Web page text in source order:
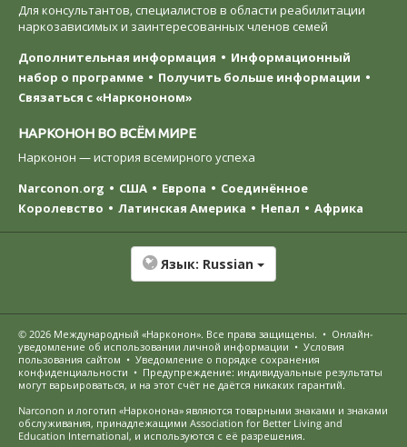
Для консультантов, специалистов в области реабилитации
наркозависимых и заинтересованных членов семей
Дополнительная информация
Информационный
набор о программе
Получить больше информации
Связаться с «Наркононом»
НАРКОНОН ВО ВСЁМ МИРЕ
Нарконон — история всемирного успеха
Narconon.org
США Европа
Соединённое
Королевство
Латинская Америка Непал Африка
Язык: Russian
© 2026 Международный «Нарконон». Все права защищены. • Онлайн-
уведомление об использовании личной информации • Условия
пользования сайтом • Уведомление о порядке сохранения
конфиденциальности • Предупреждение: индивидуальные результаты
могут варьироваться, и на этот счёт не даётся никаких гарантий.
Narconon и логотип «Нарконона» являются товарными знаками и знаками
обслуживания, принадлежащими Association for Better Living and
Education International, и используются с её разрешения.